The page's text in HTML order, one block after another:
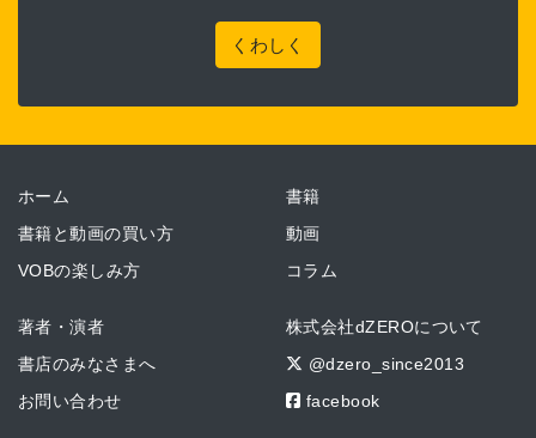
くわしく
ホーム
書籍と動画の買い方
VOBの楽しみ方
書籍
動画
コラム
著者・演者
書店のみなさまへ
お問い合わせ
株式会社dZEROについて
@dzero_since2013
facebook